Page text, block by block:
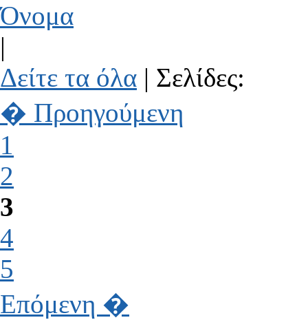
Όνομα
|
Δείτε τα όλα | Σελίδες:
� Προηγούμενη
1
2
3
4
5
Επόμενη �